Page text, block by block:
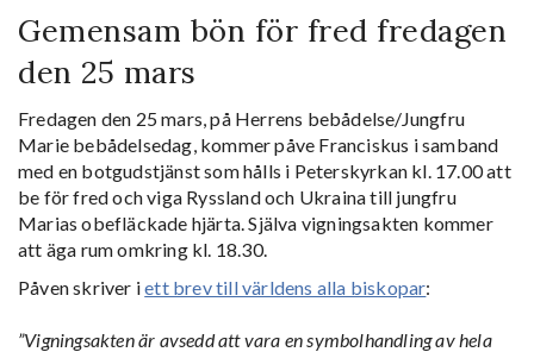
Gemensam bön för fred fredagen
den 25 mars
Fredagen den 25 mars, på Herrens bebådelse/Jungfru
Marie bebådelsedag, kommer påve Franciskus i samband
med en botgudstjänst som hålls i Peterskyrkan kl. 17.00 att
be för fred och viga Ryssland och Ukraina till jungfru
Marias obefläckade hjärta. Själva vigningsakten kommer
att äga rum omkring kl. 18.30.
Påven skriver iett brev till världens alla biskopar:
”Vigningsakten är avsedd att vara en symbolhandling av hela